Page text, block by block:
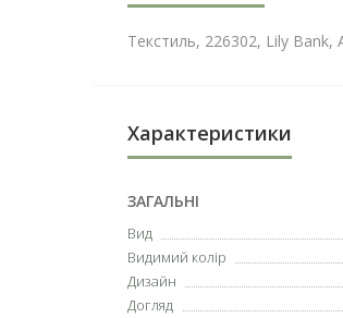
Текстиль, 226302, Lily
Характеристики
ЗАГАЛЬНІ
Вид
Видимий колір
Дизайн
Догляд